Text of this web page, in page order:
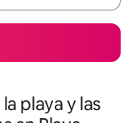
playa y las